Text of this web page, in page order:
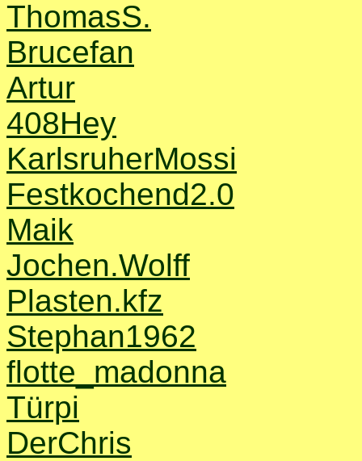
ThomasS.
Brucefan
Artur
408Hey
KarlsruherMossi
Festkochend2.0
Maik
Jochen.Wolff
Plasten.kfz
Stephan1962
flotte_madonna
Türpi
DerChris